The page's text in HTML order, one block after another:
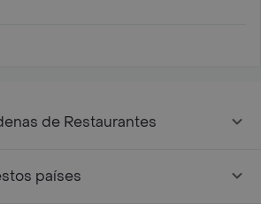
de Restaurantes
países